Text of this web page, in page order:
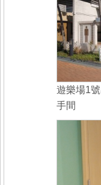
遊樂場1
手間